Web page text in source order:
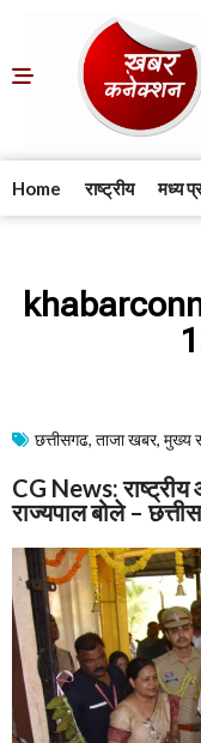
Home राष्ट्रीय मध्य
छत्तीसगढ, ताजा खबर, मुख्य
CG News:
राज्यपाल बोले –